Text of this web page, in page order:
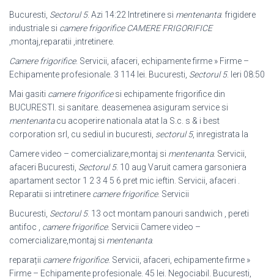
Bucuresti, Sectorul 5. Azi 14:22 Intretinere si mentenanta: frigidere
industriale si camere frigorifice CAMERE FRIGORIFICE
,montaj,reparatii ,intretinere.
Camere frigorifice. Servicii, afaceri, echipamente firme » Firme –
Echipamente profesionale. 3 114 lei. Bucuresti, Sectorul 5. Ieri 08:50
Mai gasiti camere frigorificesi echipamente frigorifice din
BUCURESTI. si sanitare. deasemenea asiguram service si
mentenantacu acoperire nationala atat la S.c. s & i best
corporation srl, cu sediul in bucuresti, sectorul 5, inregistrata la
Camere video – comercializare,montaj si mentenanta. Servicii,
afaceri Bucuresti, Sectorul 5. 10 aug Varuit camera garsoniera
apartament sector 1 2 3 4 5 6 pret mic ieftin. Servicii, afaceri .
Reparatii si intretinere camere frigorifice. Servicii
Bucuresti, Sectorul 5. 13 oct montam panouri sandwich , pereti
antifoc , camere frigorifice. Servicii Camere video –
comercializare,montaj si mentenanta.
reparații camere frigorifice. Servicii, afaceri, echipamente firme »
Firme – Echipamente profesionale. 45 lei. Negociabil. Bucuresti,